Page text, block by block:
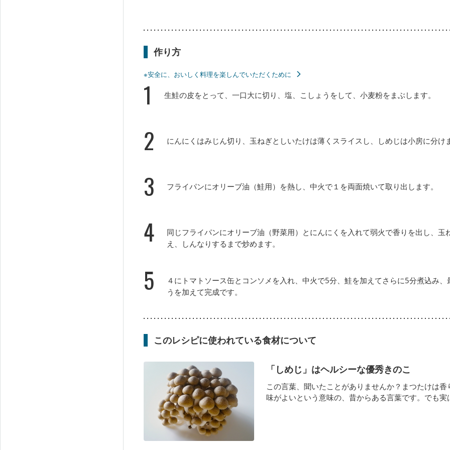
作り方
※安全に、おいしく料理を楽しんでいただくために
1 生鮭の皮をとって、一口大に切り、塩、こしょうをして、小麦粉をまぶします。
2 にんにくはみじん切り、玉ねぎとしいたけは薄くスライスし、しめじは小房に分け
3 フライパンにオリーブ油（鮭用）を熱し、中火で１を両面焼いて取り出します。
4
同じフライパンにオリーブ油（野菜用）とにんにくを入れて弱火で香りを出し、玉
え、しんなりするまで炒めます。
5
４にトマトソース缶とコンソメを入れ、中火で5分、鮭を加えてさらに5分煮込み
うを加えて完成です。
このレシピに使われている食材について
「しめじ」はヘルシーな優秀きのこ
この言葉、聞いたことがありませんか？まつたけは
味がよいという意味の、昔からある言葉です。でも実